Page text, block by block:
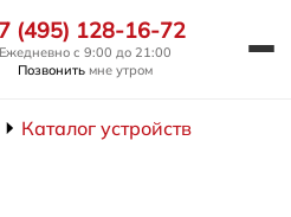
(495) 128-16-72
Ежедневно с 9:00 до 21:00
Позвонить мне утром
Каталог устройств